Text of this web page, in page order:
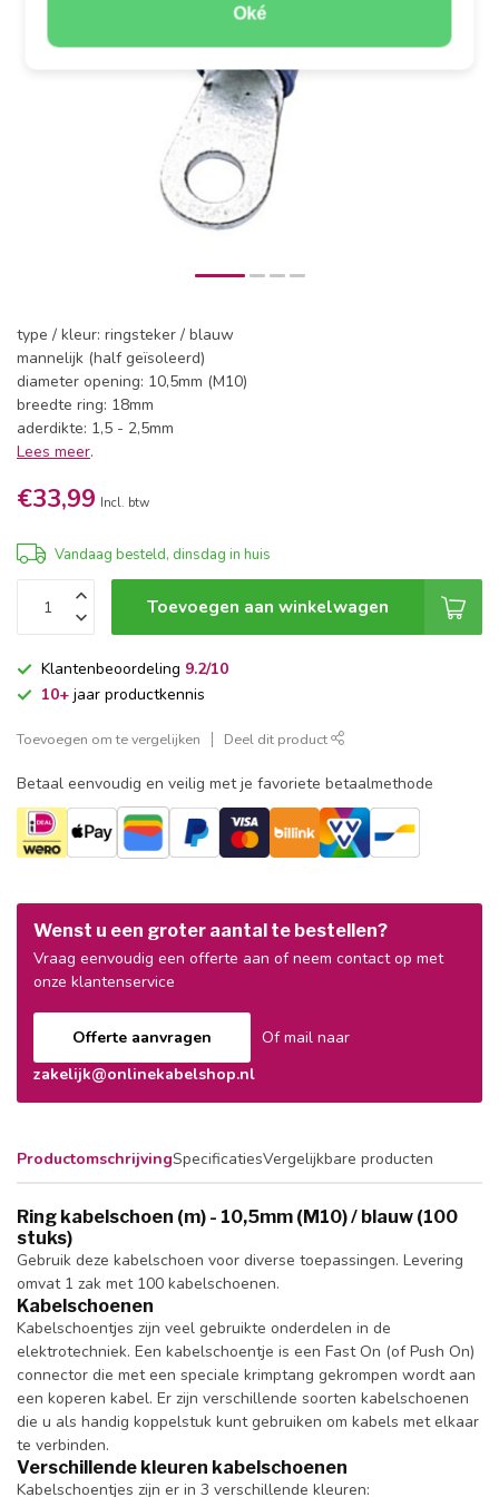
Oké
type / kleur: ringsteker / blauw
mannelijk (half geïsoleerd)
diameter opening: 10,5mm (M10)
breedte ring: 18mm
aderdikte: 1,5 - 2,5mm
Lees meer.
€33,99 Incl. btw
Vandaag besteld, dinsdag in huis
Toevoegen aan winkelwagen
Klantenbeoordeling 9.2/10
10+ jaar productkennis
Toevoegen om te vergelijken Deel dit product
Betaal eenvoudig en veilig met je favoriete betaalmethode
Wenst u een groter aantal te bestellen?
Vraag eenvoudig een offerte aan of neem contact op met
onze klantenservice
Offerte aanvragen
Of mail naar
zakelijk@onlinekabelshop.nl
ProductomschrijvingSpecificatiesVergelijkbare producten
Ring kabelschoen (m) - 10,5mm (M10) / blauw (100
stuks)
Gebruik deze kabelschoen voor diverse toepassingen. Levering
omvat 1 zak met 100 kabelschoenen.
Kabelschoenen
Kabelschoentjes zijn veel gebruikte onderdelen in de
elektrotechniek. Een kabelschoentje is een Fast On (of Push On)
connector die met een speciale krimptang gekrompen wordt aan
een koperen kabel. Er zijn verschillende soorten kabelschoenen
die u als handig koppelstuk kunt gebruiken om kabels met elkaar
te verbinden.
Verschillende kleuren kabelschoenen
Kabelschoentjes zijn er in 3 verschillende kleuren: